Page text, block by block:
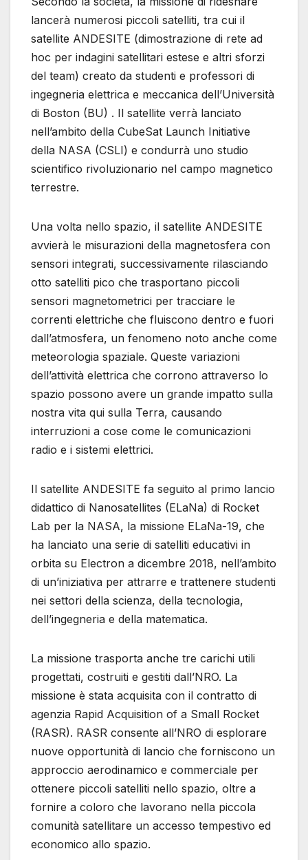
lancerà numerosi piccoli satelliti, tra cui il
satellite ANDESITE (dimostrazione di rete ad
hoc per indagini satellitari estese e altri sforzi
del team) creato da studenti e professori di
ingegneria elettrica e meccanica dell’Università
di Boston (BU) . Il satellite verrà lanciato
nell’ambito della CubeSat Launch Initiative
della NASA (CSLI) e condurrà uno studio
scientifico rivoluzionario nel campo magnetico
terrestre.
Una volta nello spazio, il satellite ANDESITE
avvierà le misurazioni della magnetosfera con
sensori integrati, successivamente rilasciando
otto satelliti pico che trasportano piccoli
sensori magnetometrici per tracciare le
correnti elettriche che fluiscono dentro e fuori
dall’atmosfera, un fenomeno noto anche come
meteorologia spaziale. Queste variazioni
dell’attività elettrica che corrono attraverso lo
spazio possono avere un grande impatto sulla
nostra vita qui sulla Terra, causando
interruzioni a cose come le comunicazioni
radio e i sistemi elettrici.
Il satellite ANDESITE fa seguito al primo lancio
didattico di Nanosatellites (ELaNa) di Rocket
Lab per la NASA, la missione ELaNa-19, che
ha lanciato una serie di satelliti educativi in ​​
orbita su Electron a dicembre 2018, nell’ambito
di un’iniziativa per attrarre e trattenere studenti
nei settori della scienza, della tecnologia,
dell’ingegneria e della matematica.
La missione trasporta anche tre carichi utili
progettati, costruiti e gestiti dall’NRO. La
missione è stata acquisita con il contratto di
agenzia Rapid Acquisition of a Small Rocket
(RASR). RASR consente all’NRO di esplorare
nuove opportunità di lancio che forniscono un
approccio aerodinamico e commerciale per
ottenere piccoli satelliti nello spazio, oltre a
fornire a coloro che lavorano nella piccola
comunità satellitare un accesso tempestivo ed
economico allo spazio.